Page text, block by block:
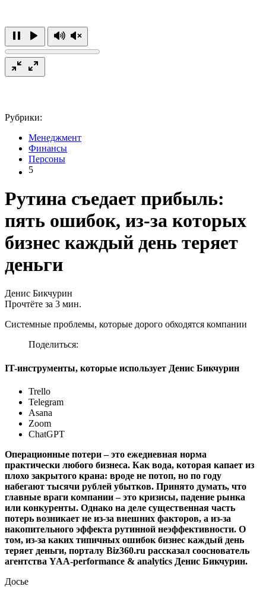
Рубрики:
Менеджмент
Финансы
Персоны
5
Рутина съедает прибыль:
пять ошибок, из-за которых
бизнес каждый день теряет
деньги
Денис Бикчурин
Прочтёте за 3 мин.
Системные проблемы, которые дорого обходятся компании
Поделиться:
IT-инструменты, которые использует Денис Бикчурин
Trello
Telegram
Asana
Zoom
ChatGPT
Операционные потери – это ежедневная норма
практически любого бизнеса. Как вода, которая капает из
плохо закрытого крана: вроде не потоп, но по году
набегают тысячи рублей убытков. Принято думать, что
главные враги компании – это кризисы, падение рынка
или конкуренты. Однако на деле существенная часть
потерь возникает не из-за внешних факторов, а из-за
накопительного эффекта рутинной неэффективности. О
том, из-за каких типичных ошибок бизнес каждый день
теряет деньги, порталу Biz360.ru рассказал сооснователь
агентства YAA-performance & analytics Денис Бикчурин.
Досье